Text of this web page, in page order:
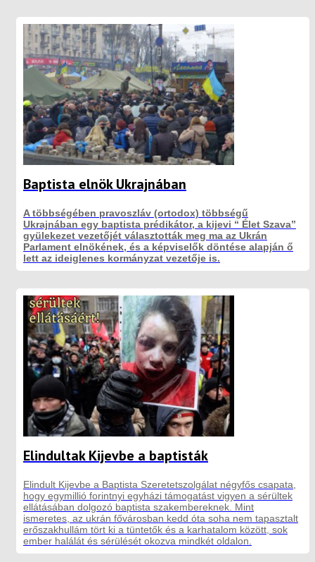
Baptista elnök Ukrajnában
A többségében pravoszláv (ortodox) többségű
Ukrajnában egy baptista prédikátor, a kijevi “ Élet Szava”
gyülekezet vezetőjét választották meg ma az Ukrán
Parlament elnökének, és a képviselők döntése alapján ő
lett az ideiglenes kormányzat vezetője is.
Elindultak Kijevbe a baptisták
Elindult Kijevbe a Baptista Szeretetszolgálat négyfős csapata,
hogy egymillió forintnyi egyházi támogatást vigyen a sérültek
ellátásában dolgozó baptista szakembereknek. Mint
ismeretes, az ukrán fővárosban kedd óta soha nem tapasztalt
erőszakhullám tört ki a tüntetők és a karhatalom között, sok
ember halálát és sérülését okozva mindkét oldalon.